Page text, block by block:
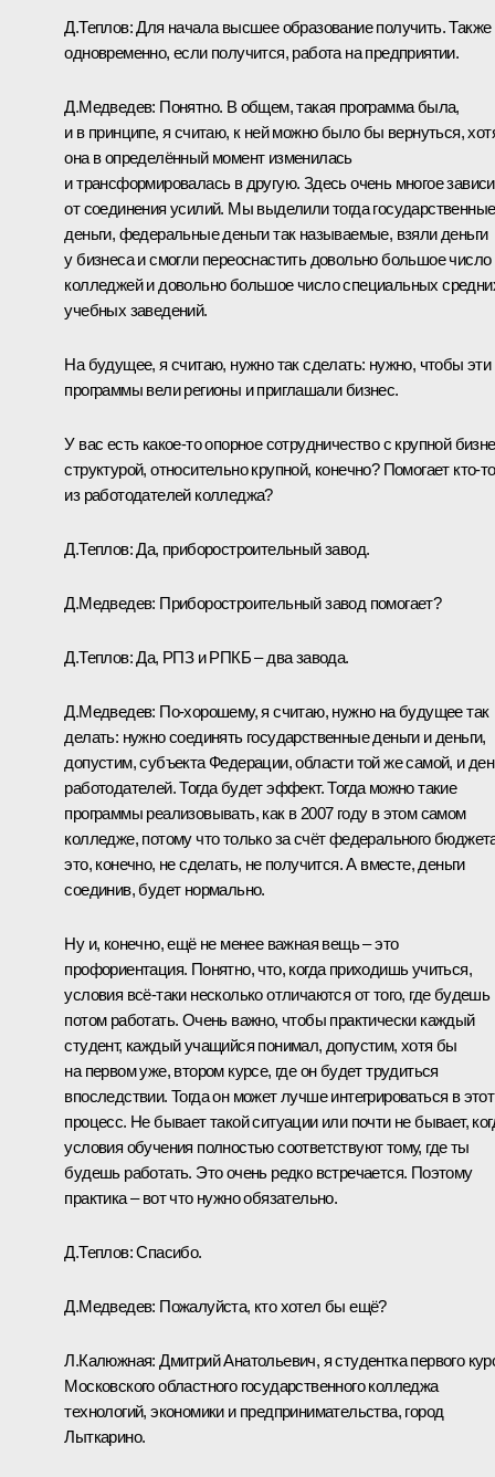
Д.Теплов:Для начала высшее образование получить. Также
одновременно, если получится, работа на предприятии.
Д.Медведев: Понятно. В общем, такая программа была,
и в принципе, я считаю, к ней можно было бы вернуться,
она в определённый момент изменилась
и трансформировалась в другую. Здесь очень многое
от соединения усилий. Мы выделили тогда государственные
деньги, федеральные деньги так называемые, взяли деньги
у бизнеса и смогли переоснастить довольно большое число
колледжей и довольно большое число специальных
учебных заведений.
На будущее, я считаю, нужно так сделать: нужно, чтобы эти
программы вели регионы и приглашали бизнес.
У вас есть какое‑то опорное сотрудничество с крупной
структурой, относительно крупной, конечно? Помогает кто‑то
из работодателей колледжа?
Д.Теплов:Да, приборостроительный завод.
Д.Медведев: Приборостроительный завод помогает?
Д.Теплов:Да, РПЗ и РПКБ – два завода.
Д.Медведев: По‑хорошему, я считаю, нужно на будущее так
делать: нужно соединять государственные деньги и деньги,
допустим, субъекта Федерации, области той же самой, и
работодателей. Тогда будет эффект. Тогда можно такие
программы реализовывать, как в 2007 году в этом самом
колледже, потому что только за счёт федерального
это, конечно, не сделать, не получится. А вместе, деньги
соединив, будет нормально.
Ну и, конечно, ещё не менее важная вещь – это
профориентация. Понятно, что, когда приходишь учиться,
условия всё‑таки несколько отличаются от того, где будешь
потом работать. Очень важно, чтобы практически каждый
студент, каждый учащийся понимал, допустим, хотя бы
на первом уже, втором курсе, где он будет трудиться
впоследствии. Тогда он может лучше интегрироваться в этот
процесс. Не бывает такой ситуации или почти не бывает,
условия обучения полностью соответствуют тому, где ты
будешь работать. Это очень редко встречается. Поэтому
практика – вот что нужно обязательно.
Д.Теплов:Спасибо.
Д.Медведев: Пожалуйста, кто хотел бы ещё?
Л.Калюжная:Дмитрий Анатольевич, я студентка первого
Московского областного государственного колледжа
технологий, экономики и предпринимательства, город
Лыткарино.